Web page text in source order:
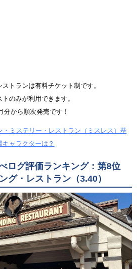
トランは有料チケット制です。
のみが利用できます。
分から順次発売です！
・ミステリー・レストラン（ミスレス）基
ャラクターは？
ログ評価ランキング：第8位
グ・レストラン（3.40）